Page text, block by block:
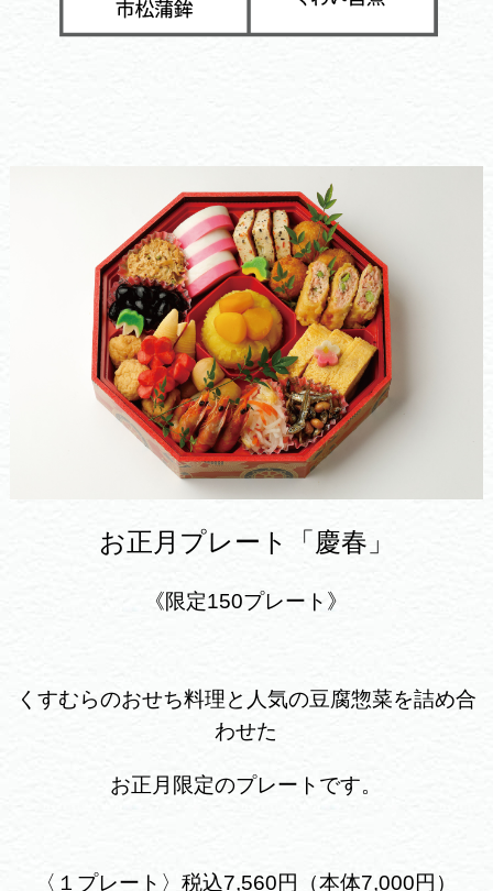
お正月プレート「慶春」
《限定150プレート》
くすむらのおせち料理と人気の豆腐惣菜を詰め合
わせた
お正月限定のプレートです。
〈１プレート〉税込7,560円（本体7,000円）